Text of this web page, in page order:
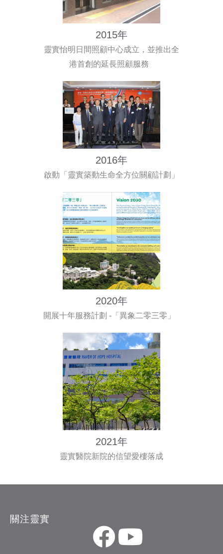
2015年
靈實怡明日間照顧中心成立，並推出全
港首創的延長照顧服務
2016年
啟動「靈實築動生命全方位關顧計劃」
2020年
開展十年服務計劃 -「異象二零三零」
2021年
靈實醫院新院的信望愛樓落成
關注靈實